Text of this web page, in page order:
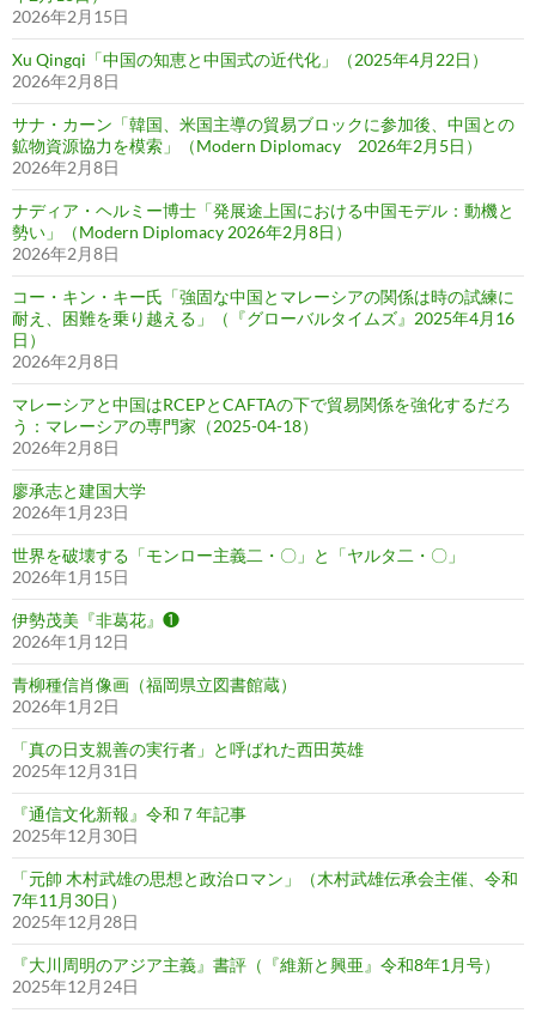
2026年2月15日
Xu Qingqi「中国の知恵と中国式の近代化」（2025年4月22日）
2026年2月8日
サナ・カーン「韓国、米国主導の貿易ブロックに参加後、中国との
鉱物資源協力を模索」（Modern Diplomacy 2026年2月5日）
2026年2月8日
ナディア・ヘルミー博士「発展途上国における中国モデル：動機と
勢い」（Modern Diplomacy 2026年2月8日）
2026年2月8日
コー・キン・キー氏「強固な中国とマレーシアの関係は時の試練に
耐え、困難を乗り越える」（『グローバルタイムズ』2025年4月16
日）
2026年2月8日
マレーシアと中国はRCEPとCAFTAの下で貿易関係を強化するだろ
う：マレーシアの専門家（2025-04-18）
2026年2月8日
廖承志と建国大学
2026年1月23日
世界を破壊する「モンロー主義二・〇」と「ヤルタ二・〇」
2026年1月15日
伊勢茂美『非葛花』❶
2026年1月12日
青柳種信肖像画（福岡県立図書館蔵）
2026年1月2日
「真の日支親善の実行者」と呼ばれた西田英雄
2025年12月31日
『通信文化新報』令和７年記事
2025年12月30日
「元帥 木村武雄の思想と政治ロマン」（木村武雄伝承会主催、令和
7年11月30日）
2025年12月28日
『大川周明のアジア主義』書評（『維新と興亜』令和8年1月号）
2025年12月24日